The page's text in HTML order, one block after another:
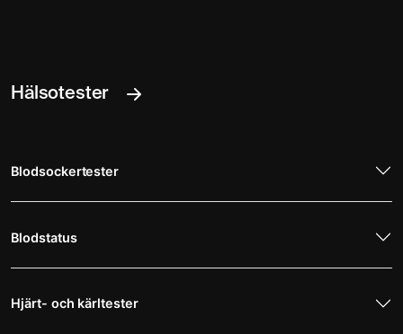
Hälsotester
Blodsockertester
Blodstatus
Hjärt- och kärltester